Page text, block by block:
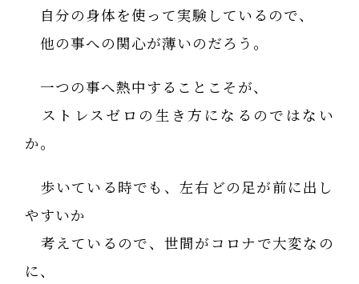
自分の身体を使って実験しているので、
他の事への関心が薄いのだろう。
一つの事へ熱中することこそが、
ストレスゼロの生き方になるのではない
か。
歩いている時でも、左右どの足が前に出し
やすいか
考えているので、世間がコロナで大変なの
に、